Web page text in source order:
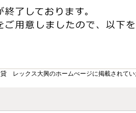
レックス大興のホームぺージに掲載されてい